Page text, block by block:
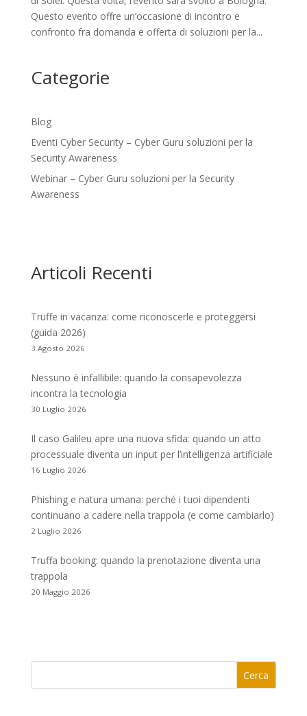
Questo evento offre un’occasione di incontro e
confronto fra domanda e offerta di soluzioni per la...
Categorie
Blog
Eventi Cyber Security – Cyber Guru soluzioni per la
Security Awareness
Webinar – Cyber Guru soluzioni per la Security
Awareness
Articoli Recenti
Truffe in vacanza: come riconoscerle e proteggersi
(guida 2026)
3 Agosto 2026
Nessuno è infallibile: quando la consapevolezza
incontra la tecnologia
30 Luglio 2026
Il caso Galileu apre una nuova sfida: quando un atto
processuale diventa un input per l’intelligenza artificiale
16 Luglio 2026
Phishing e natura umana: perché i tuoi dipendenti
continuano a cadere nella trappola (e come cambiarlo)
2 Luglio 2026
Truffa booking: quando la prenotazione diventa una
trappola
20 Maggio 2026
Cerca